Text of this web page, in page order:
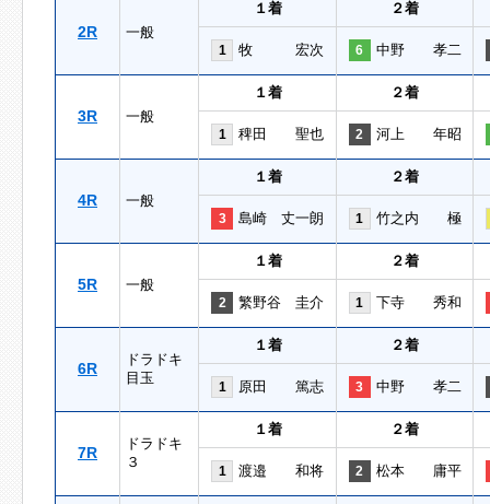
2R 一般
１着 ２着
1 牧 宏次 6 中野 孝二
3R 一般
１着 ２着
1 稗田 聖也 2 河上 年昭
4R 一般
１着 ２着
3 島崎 丈一朗 1 竹之内 極
5R 一般
１着 ２着
2 繁野谷 圭介 1 下寺 秀和
6R
ドラドキ
目玉
１着 ２着
1 原田 篤志 3 中野 孝二
7R
ドラドキ
３
１着 ２着
1 渡邉 和将 2 松本 庸平